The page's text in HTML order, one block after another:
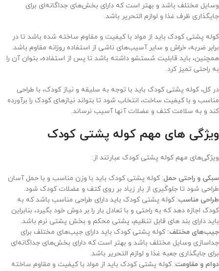
وسایل مختلف باشد و بهتر است که دارای بخش‌های جداگانه‌ای برای
جایگذاری ظرف غذا و لوازم التحریر باشد.
کوله پشتی کودک باید از مواد با کیفیت و مقاوم ساخته شده باشد تا در
برابر ضربه، خراش و سایر آسیب‌های ناشی از استفاده روزانه مقاوم باشد.
همچنین، باید قابلیت شستشو داشته باشد تا پس از استفاده، بتوان آن را
به راحتی تمیز کرد.
در کل، کوله پشتی کودک باید با توجه به سلیقه و نیاز کودک، با طراحی
مناسب و با کیفیت ساخت، انتخاب شود تا بتواند نیازهای کودک را برآورده
کند و به سلامت کتف و عضلات آنها آسیب نرساند.
ویژگی های مهم کوله پشتی کودک
ویژگی‌های مهم کوله پشتی کودک عبارتند از:
سبکی و راحتی حمل: کوله پشتی کودک باید با وزن مناسب و با حمل آسان
طراحی شود تا جلوگیری از بار زیاد بر روی کتف و عضلات کودک شود.
طراحی مناسب: کوله پشتی کودک باید دارای طراحی مناسب باشد که به
کودک اجازه دهد که به راحتی و با تعادل بار را بر دوش خود بگیرد، بنابراین
باید دارای بند های قابل تنظیم، پشتی محکم و بخش پشتی نرم باشد.
جیب‌های مختلف: کوله پشتی کودک باید دارای جیب‌های مختلف برای
جداسازی وسایل مختلف باشد و بهتر است که دارای بخش‌های جداگانه‌ای
برای جایگذاری جعبه غذا و لوازم التحریر باشد.
دوام و مقاومت: کوله پشتی کودک باید از مواد با کیفیت و مقاوم ساخته